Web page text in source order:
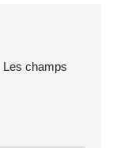
Les champs